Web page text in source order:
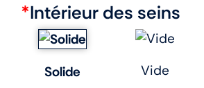
*Intérieur des seins
Solide Vide